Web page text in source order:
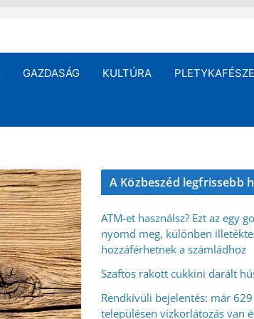
GAZDASÁG KULTÚRA
A Közbeszéd legfrissebb
ATM-et használsz? Ezt az egy
nyomd meg, különben
hozzáférhetnek a számládhoz
Szaftos rakott cukkini darált
Rendkívüli bejelentés: már
településen vízkorlátozás van